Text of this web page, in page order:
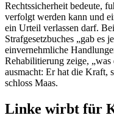
Rechtssicherheit bedeute,
verfolgt werden kann und
ein Urteil verlassen darf.
Strafgesetzbuches „gab es
einvernehmliche
Rehabilitierung zeige, „was
ausmacht: Er hat die Kraft,
schloss Maas.
Linke wirbt für